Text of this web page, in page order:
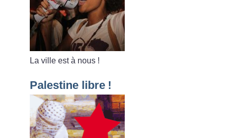
La ville est à nous !
Palestine libre !